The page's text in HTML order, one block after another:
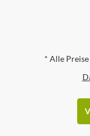
* Alle Preise